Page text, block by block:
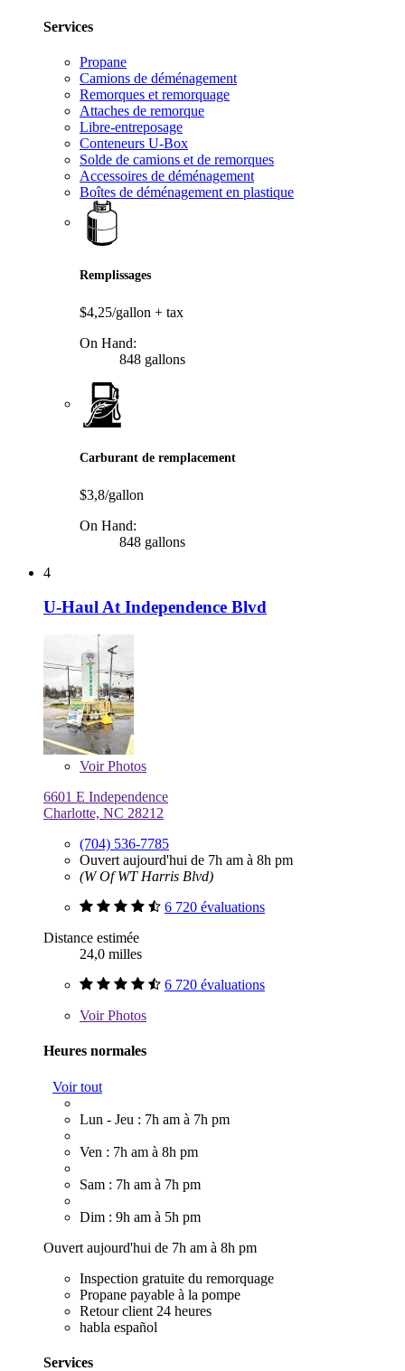
Services
Propane
Camions de déménagement
Remorques et remorquage
Attaches de remorque
Libre-entreposage
Conteneurs U-Box
Solde de camions et de remorques
Accessoires de déménagement
Boîtes de déménagement en plastique
Remplissages
$4,25/gallon + tax
On Hand:
848 gallons
Carburant de remplacement
$3,8/gallon
On Hand:
848 gallons
4
U-Haul At Independence Blvd
VoirPhotos
6601 E Independence
Charlotte, NC 28212
(704) 536-7785
Ouvert aujourd'hui de 7h am à 8h pm
(W Of WT Harris Blvd)
6 720 évaluations
Distance estimée
24,0 milles
6 720 évaluations
VoirPhotos
Heures normales
Voir tout
Lun - Jeu : 7h am à 7h pm
Ven : 7h am à 8h pm
Sam : 7h am à 7h pm
Dim : 9h am à 5h pm
Ouvert aujourd'hui de 7h am à 8h pm
Inspection gratuite du remorquage
Propane payable à la pompe
Retour client 24 heures
habla español
Services